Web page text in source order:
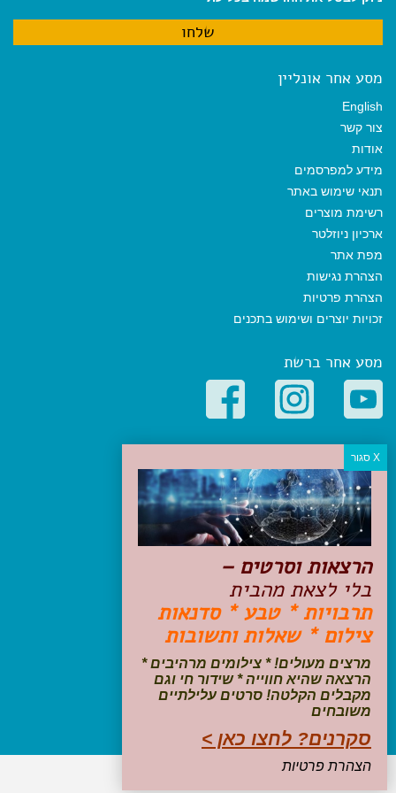
מסע אחר אונליין
English
צור קשר
אודות
מידע למפרסמים
תנאי שימוש באתר
רשימת מוצרים
ארכיון ניוזלטר
מפת אתר
הצהרת נגישות
הצהרת פרטיות
זכויות יוצרים ושימוש בתכנים
מסע אחר ברשת
קטגוריות פופולריות
יעדים
טיולים בישראל
מלונות בוטיק בישראל
טיפים והמלצות
הכנות לנסיעה
טיולי ג'יפים
טיולים עם ילדים
שייט, הפלגות, קרוזים
עקבו אחרינו בפייסבוק
הרצאות וסרטים –
בלי לצאת מהבית
תרבויות * טבע * סדנאות
צילום * שאלות ותשובות
מרצים מעולים! * צילומים מרהיבים *
הרצאה שהיא חווייה * שידור חי וגם
מקבלים הקלטה! סרטים עלילתיים
משובחים
סקרנים? לחצו כאן >
הצהרת פרטיות